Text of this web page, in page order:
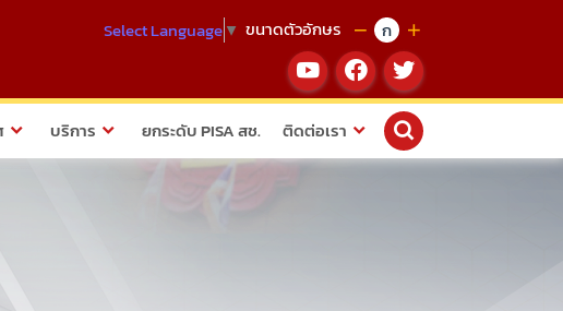
Select Language▼ ขนาดตัวอักษร ก
บริการ ยกระดับ PISA สช. ติดต่อเรา